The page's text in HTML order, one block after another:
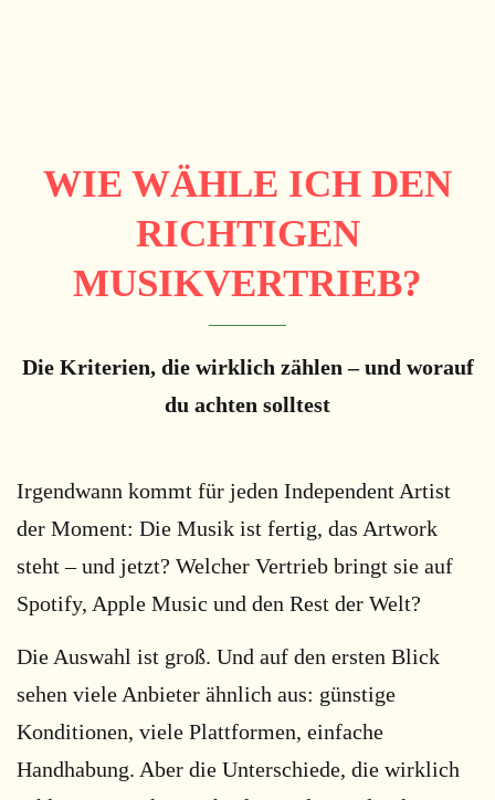
WIE WÄHLE ICH DEN
RICHTIGEN
MUSIKVERTRIEB?
Die Kriterien, die wirklich zählen – und worauf
du achten solltest
Irgendwann kommt für jeden Independent Artist
der Moment: Die Musik ist fertig, das Artwork
steht – und jetzt? Welcher Vertrieb bringt sie auf
Spotify, Apple Music und den Rest der Welt?
Die Auswahl ist groß. Und auf den ersten Blick
sehen viele Anbieter ähnlich aus: günstige
Konditionen, viele Plattformen, einfache
Handhabung. Aber die Unterschiede, die wirklich